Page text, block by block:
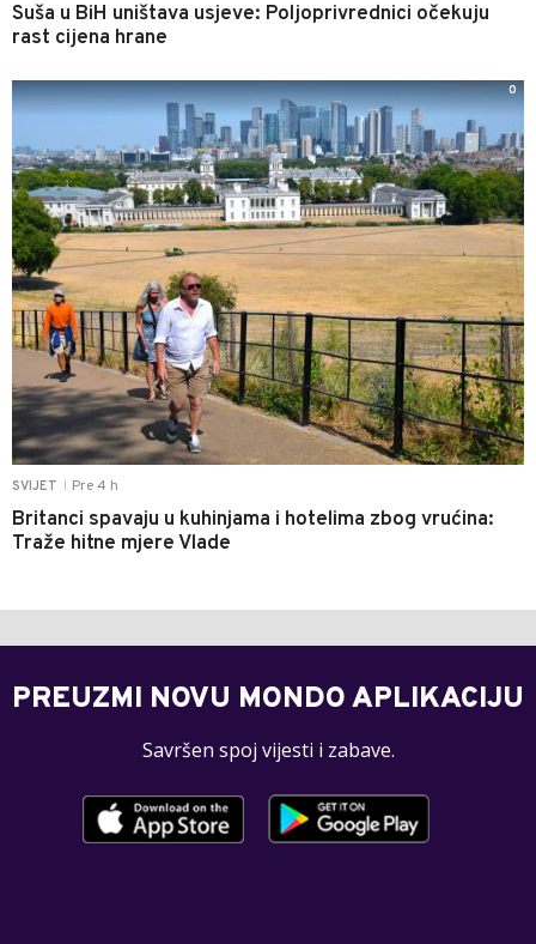
Suša u BiH uništava usjeve: Poljoprivrednici očekuju
rast cijena hrane
SVIJET Pre 4 h
Britanci spavaju u kuhinjama i hotelima zbog vrućina:
Traže hitne mjere Vlade
0
PREUZMI NOVU MONDO APLIKACIJU
Savršen spoj vijesti i zabave.